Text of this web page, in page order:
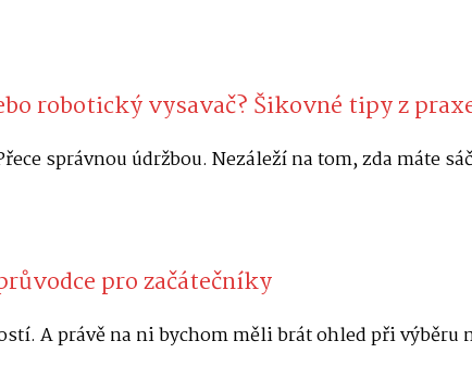
robotický vysavač? Šikovné tipy z
správnou údržbou. Nezáleží na tom, zda máte
pro začátečníky
A právě na ni bychom měli brát ohled při výběru